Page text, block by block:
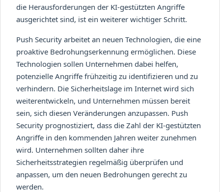
die Herausforderungen der KI-gestützten Angriffe
ausgerichtet sind, ist ein weiterer wichtiger Schritt.
Push Security arbeitet an neuen Technologien, die eine
proaktive Bedrohungserkennung ermöglichen. Diese
Technologien sollen Unternehmen dabei helfen,
potenzielle Angriffe frühzeitig zu identifizieren und zu
verhindern. Die Sicherheitslage im Internet wird sich
weiterentwickeln, und Unternehmen müssen bereit
sein, sich diesen Veränderungen anzupassen. Push
Security prognostiziert, dass die Zahl der KI-gestützten
Angriffe in den kommenden Jahren weiter zunehmen
wird. Unternehmen sollten daher ihre
Sicherheitsstrategien regelmäßig überprüfen und
anpassen, um den neuen Bedrohungen gerecht zu
werden.